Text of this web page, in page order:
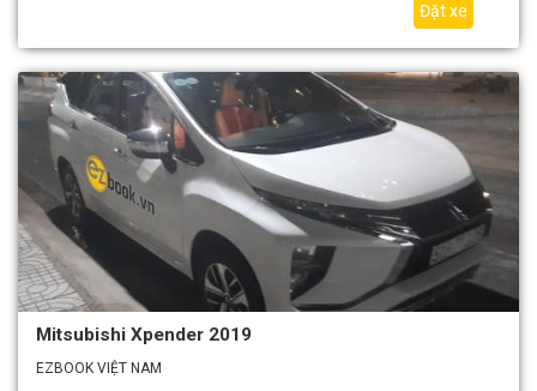
Đặt xe
Mitsubishi Xpender 2019
EZBOOK VIỆT NAM